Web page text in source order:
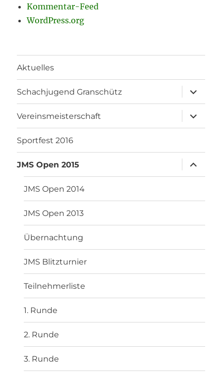
Kommentar-Feed
WordPress.org
Aktuelles
Schachjugend Granschütz
anzeigen
Vereinsmeisterschaft
anzeigen
Sportfest 2016
JMS Open 2015
anzeigen
JMS Open 2014
JMS Open 2013
Übernachtung
JMS Blitzturnier
Teilnehmerliste
1. Runde
2. Runde
3. Runde